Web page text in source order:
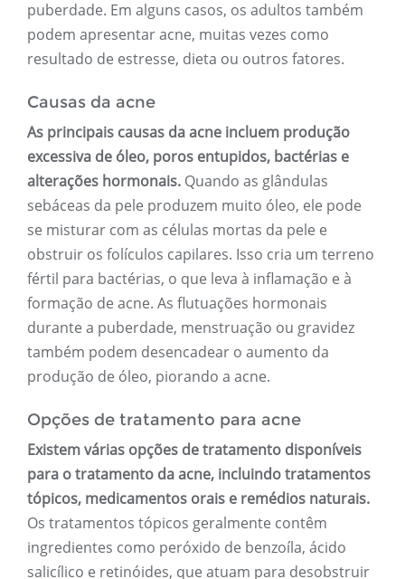
puberdade. Em alguns casos, os adultos também
podem apresentar acne, muitas vezes como
resultado de estresse, dieta ou outros fatores.
Causas da acne
As principais causas da acne incluem produção
excessiva de óleo, poros entupidos, bactérias e
alterações hormonais. Quando as glândulas
sebáceas da pele produzem muito óleo, ele pode
se misturar com as células mortas da pele e
obstruir os folículos capilares. Isso cria um terreno
fértil para bactérias, o que leva à inflamação e à
formação de acne. As flutuações hormonais
durante a puberdade, menstruação ou gravidez
também podem desencadear o aumento da
produção de óleo, piorando a acne.
Opções de tratamento para acne
Existem várias opções de tratamento disponíveis
para o tratamento da acne, incluindo tratamentos
tópicos, medicamentos orais e remédios naturais.
Os tratamentos tópicos geralmente contêm
ingredientes como peróxido de benzoíla, ácido
salicílico e retinóides, que atuam para desobstruir